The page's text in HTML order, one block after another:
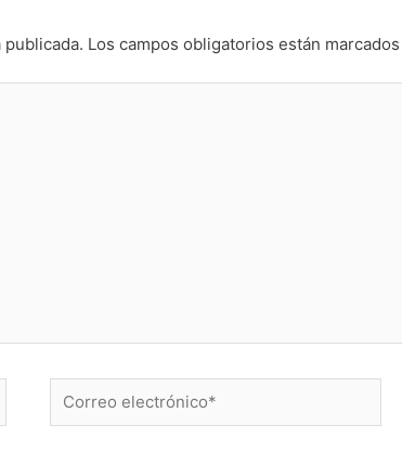
Los campos obligatorios están
Correo
electrónico*